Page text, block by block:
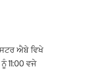
ਐਬੇ ਵਿਖੇ
11:00 ਵਜੇ